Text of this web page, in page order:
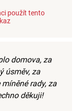
použít tento
domova, za
úsměv, za
míněné rady, za
děkuji!